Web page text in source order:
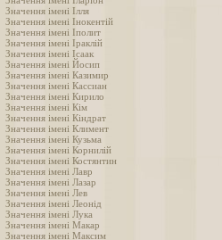
Значення імені Ілля
Значення імені Інокентій
Значення імені Іполит
Значення імені Іраклій
Значення імені Ісаак
Значення імені Йосип
Значення імені Казимир
Значення імені Кассиан
Значення імені Кирило
Значення імені Кім
Значення імені Кіндрат
Значення імені Климент
Значення імені Кузьма
Значення імені Корнилій
Значення імені Костянтин
Значення імені Лавр
Значення імені Лазар
Значення імені Лев
Значення імені Леонід
Значення імені Лука
Значення імені Макар
Значення імені Максим